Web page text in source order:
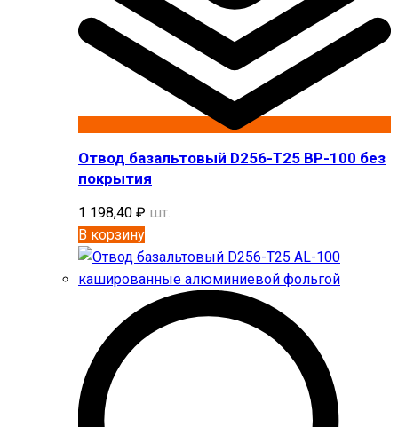
Отвод базальтовый D256-T25 BP-100 без
покрытия
1 198,40 ₽ шт.
В корзину